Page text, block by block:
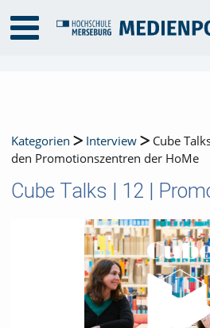
Kategorien Interview
Cube
den Promotionszentren der HoMe